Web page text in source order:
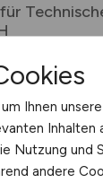
Ihnen
Inhalten
Nutzung und
andere